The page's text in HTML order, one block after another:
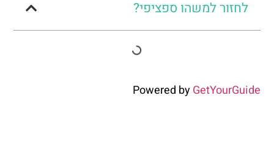
לחזור למשהו ספציפי?
Powered byGetYourGuide